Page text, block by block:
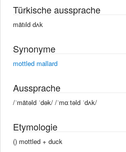
Türkische aussprache
mätıld dʌk
Synonyme
mottled mallard
Aussprache
/ˈmätəld ˈdək/ /ˈmɑːtəld ˈdʌk/
Etymologie
() mottled +‎ duck